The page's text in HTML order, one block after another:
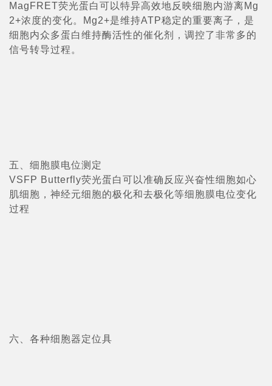
MagFRET荧光蛋白可以特异高效地反映细胞内游离Mg
2+浓度的变化。Mg2+是维持ATP稳定的重要离子，是
细胞内众多蛋白维持酶活性的催化剂，调控了非常多的
信号转导过程。
五、细胞膜电位测定
VSFP Butterfly荧光蛋白可以准确反应兴奋性细胞如心
肌细胞，神经元细胞的极化和去极化等细胞膜电位变化
过程
六、各种细胞器定位具